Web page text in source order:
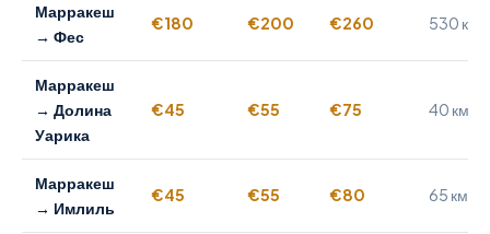
Марракеш
→ Фес
€180 €200 €260 530 км
Марракеш
→ Долина
Уарика
€45 €55 €75 40 км
Марракеш
→ Имлиль
€45 €55 €80 65 км